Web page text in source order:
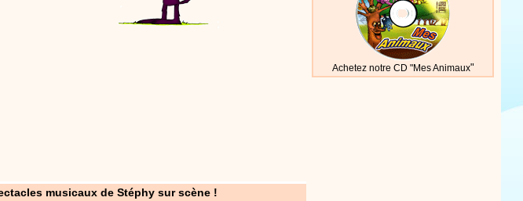
Achetez notre CD "Mes Animaux"
musicaux de Stéphy sur scène !